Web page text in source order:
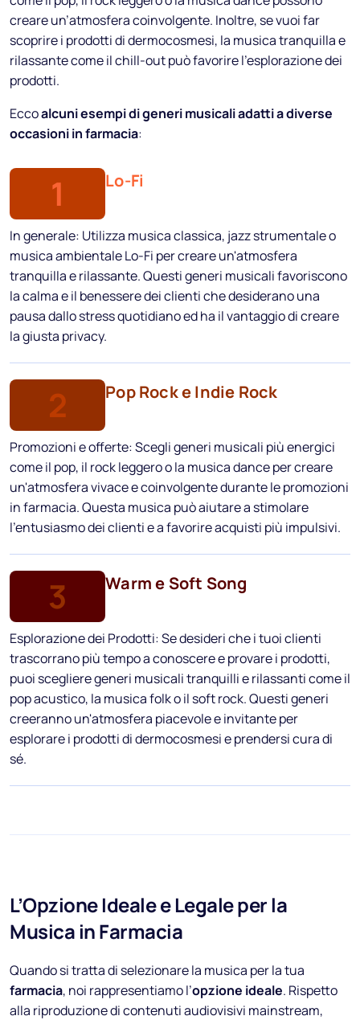
creare un’atmosfera coinvolgente. Inoltre, se vuoi far
scoprire i prodotti di dermocosmesi, la musica tranquilla e
rilassante come il chill-out può favorire l’esplorazione dei
prodotti.
Eccoalcuni esempi di generi musicali adatti a diverse
occasioni in farmacia:
1 Lo-Fi
In generale: Utilizza musica classica, jazz strumentale o
musica ambientale Lo-Fi per creare un'atmosfera
tranquilla e rilassante. Questi generi musicali favoriscono
la calma e il benessere dei clienti che desiderano una
pausa dallo stress quotidiano ed ha il vantaggio di creare
la giusta privacy.
2 Pop Rock e Indie Rock
Promozioni e offerte: Scegli generi musicali più energici
come il pop, il rock leggero o la musica dance per creare
un'atmosfera vivace e coinvolgente durante le promozioni
in farmacia. Questa musica può aiutare a stimolare
l'entusiasmo dei clienti e a favorire acquisti più impulsivi.
3 Warm e Soft Song
Esplorazione dei Prodotti: Se desideri che i tuoi clienti
trascorrano più tempo a conoscere e provare i prodotti,
puoi scegliere generi musicali tranquilli e rilassanti come il
pop acustico, la musica folk o il soft rock. Questi generi
creeranno un'atmosfera piacevole e invitante per
esplorare i prodotti di dermocosmesi e prendersi cura di
sé.
L’Opzione Ideale e Legale per la
Musica in Farmacia
Quando si tratta di selezionare la musica per la tua
farmacia, noi rappresentiamo l’opzione ideale. Rispetto
alla riproduzione di contenuti audiovisivi mainstream,